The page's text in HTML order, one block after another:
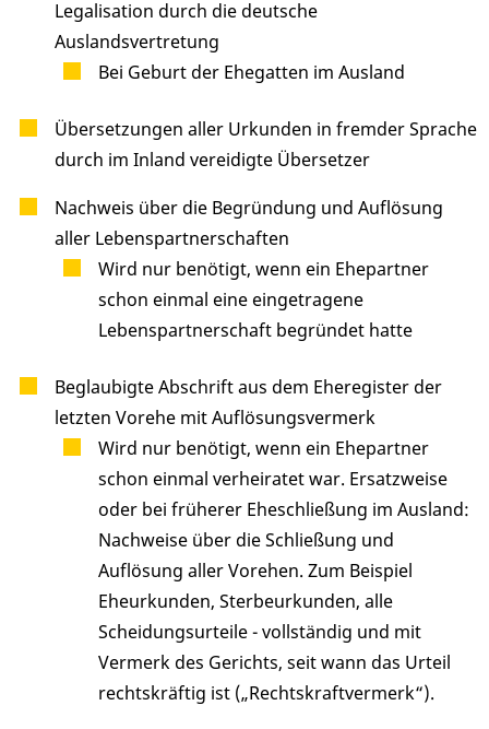
Legalisation durch die deutsche
Auslandsvertretung
Bei Geburt der Ehegatten im Ausland
Übersetzungen aller Urkunden in fremder Sprache
durch im Inland vereidigte Übersetzer
Nachweis über die Begründung und Auflösung
aller Lebenspartnerschaften
Wird nur benötigt, wenn ein Ehepartner
schon einmal eine eingetragene
Lebenspartnerschaft begründet hatte
Beglaubigte Abschrift aus dem Eheregister der
letzten Vorehe mit Auflösungsvermerk
Wird nur benötigt, wenn ein Ehepartner
schon einmal verheiratet war. Ersatzweise
oder bei früherer Eheschließung im Ausland:
Nachweise über die Schließung und
Auflösung aller Vorehen. Zum Beispiel
Eheurkunden, Sterbeurkunden, alle
Scheidungsurteile - vollständig und mit
Vermerk des Gerichts, seit wann das Urteil
rechtskräftig ist („Rechtskraftvermerk“).